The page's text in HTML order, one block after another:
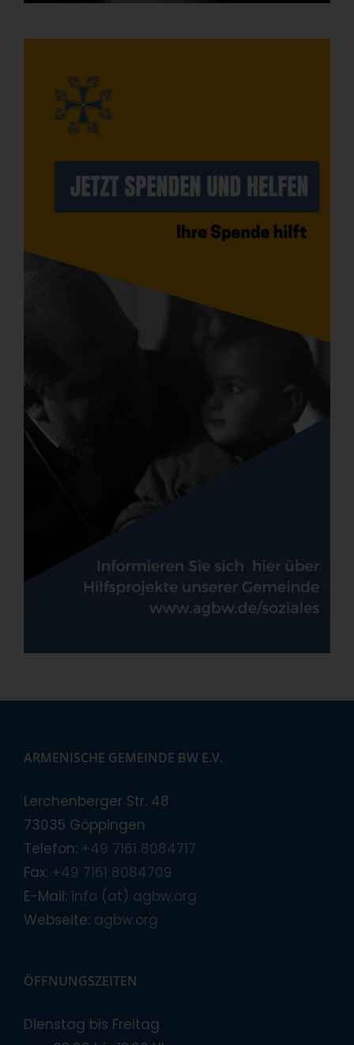
ARMENISCHE GEMEINDE BW E.V.
Lerchenberger Str. 48
73035 Göppingen
Telefon: +49 7161 8084717
Fax: +49 7161 8084709
E-Mail: info (at) agbw.org
Webseite: agbw.org
ÖFFNUNGSZEITEN
Dienstag bis Freitag